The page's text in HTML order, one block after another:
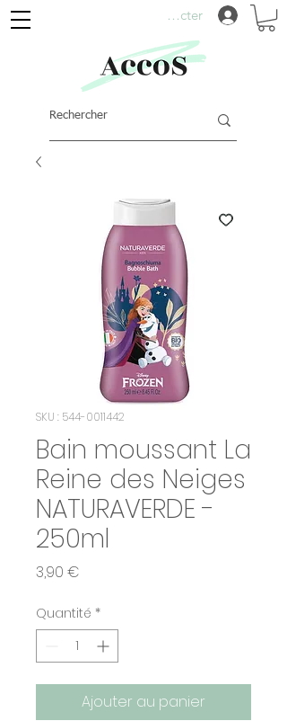
Se connecter
SKU : 544-0011442
Bain moussant La
Reine des Neiges
NATURAVERDE -
250ml
3,90 €
Quantité *
Ajouter au panier